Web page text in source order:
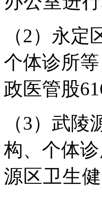
（2）永定
个体诊所
政医管股
（3）武陵
构、 个体
源区卫生